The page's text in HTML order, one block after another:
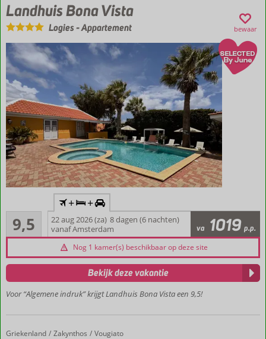
in de
natuur
dat
nooit
verveelt
Landhuis Bona Vista
Logies-Appartement bewaar
huurauto
Gelegen
Willemstad
en
natuur
samen
Klassieke
9,5Uitmuntend
52
beoordelingen
+ +
22 aug 2026 (za) 8 dagen (6 nachten)
vanaf Amsterdam
va 1019 p.p.
Nog 1 kamer(s) beschikbaar op deze site
Voor “Algemene indruk” krijgt Landhuis Bona Vista een 9,5!
Bekijk deze vakantie
Home
Griekenland Zakynthos Vougiato
Giannoulis Village